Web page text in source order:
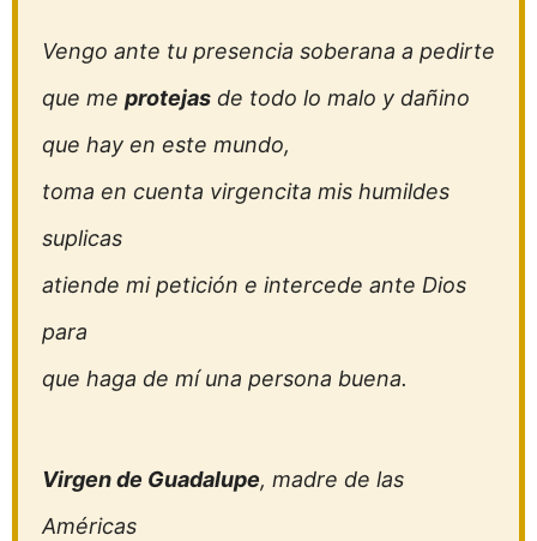
Vengo ante tu presencia soberana a pedirte
que me protejas de todo lo malo y dañino
que hay en este mundo,
toma en cuenta virgencita mis humildes
suplicas
atiende mi petición e intercede ante Dios
para
que haga de mí una persona buena.
Virgen de Guadalupe, madre de las
Américas